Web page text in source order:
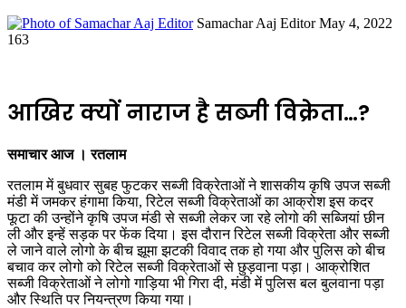
Samachar Aaj Editor Send
May 4, 2022
163
आखिर क्यों नाराज है सब्जी विक्रेता…?
समाचार आज । रतलाम
रतलाम में बुधवार सुबह फुटकर सब्जी विक्रेताओं ने शासकीय कृषि उपज सब्जी
मंडी में जमकर हंगामा किया, रिटेल सब्जी विक्रेताओं का आक्रोश इस कदर
फूटा की उन्होंने कृषि उपज मंडी से सब्जी लेकर जा रहे लोगो की सब्जियां छीन
ली और इन्हें सड़क पर फेंक दिया। इस दौरान रिटेल सब्जी विक्रेता और सब्जी
ले जाने वाले लोगो के बीच झूमा झटकी विवाद तक हो गया और पुलिस को बीच
बचाव कर लोगो को रिटेल सब्जी विक्रेताओं से छुड़वाना पड़ा। आक्रोशित
सब्जी विक्रेताओं ने लोगो गाड़िया भी गिरा दी, मंडी में पुलिस बल बुलवाना पड़ा
और स्थिति पर नियन्त्रण किया गया।